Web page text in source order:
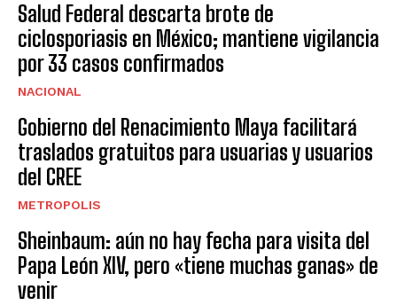
Salud Federal descarta brote de
ciclosporiasis en México; mantiene vigilancia
por 33 casos confirmados
NACIONAL
Gobierno del Renacimiento Maya facilitará
traslados gratuitos para usuarias y usuarios
del CREE
METROPOLIS
Sheinbaum: aún no hay fecha para visita del
Papa León XIV, pero «tiene muchas ganas» de
venir